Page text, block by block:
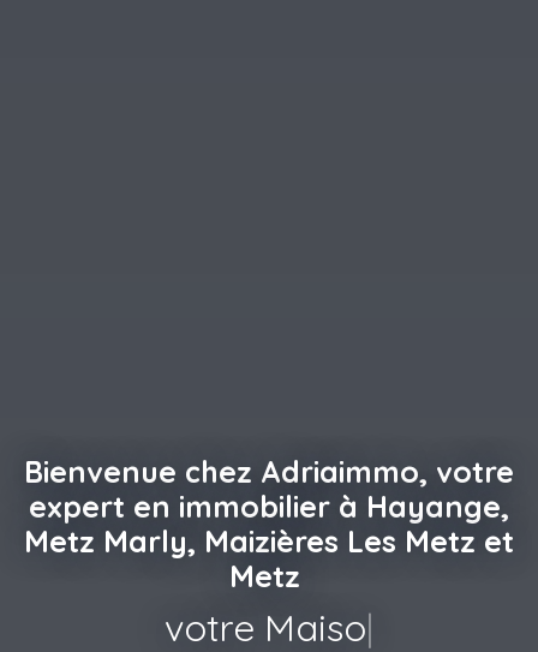
Bienvenue chez Adriaimmo, votre
expert en immobilier à Hayange,
Metz Marly, Maizières Les Metz et
Metz
votre Maison